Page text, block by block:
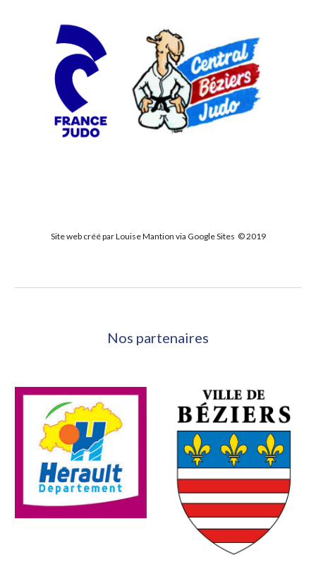
Site web créé par Louise Mantion via Google Sites © 2019
Nos partenaires